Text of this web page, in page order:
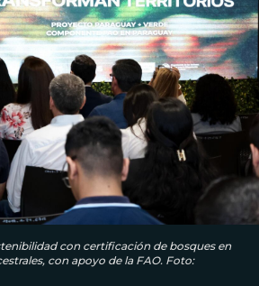
con certificación de bosques en
con apoyo de la FAO. Foto: